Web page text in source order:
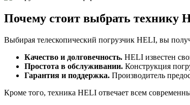
Почему стоит выбрать технику
Выбирая телескопический погрузчик HELI, вы
Качество и долговечность. HELI известен
Простота в обслуживании. Конструкция
Гарантия и поддержка. Производитель
Кроме того, техника HELI отвечает всем